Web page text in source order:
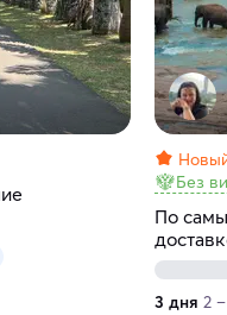
Без
По
3 дня 2